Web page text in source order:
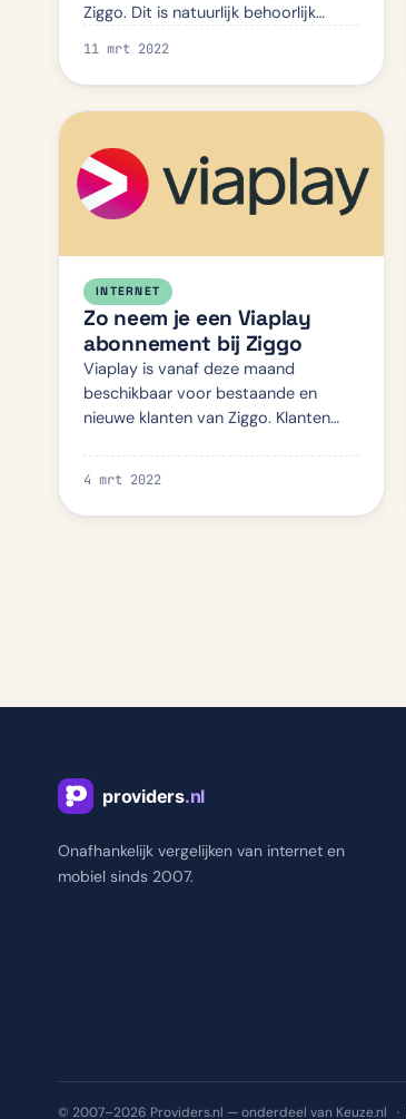
Ziggo. Dit is natuurlijk behoorlijk
dat wij willen bew…
11 mrt 2022
INTERNET
Zo neem je een Viaplay
abonnement bij Ziggo
Viaplay is vanaf deze maand
beschikbaar voor bestaande en
nieuwe klanten van Ziggo. Klanten
TV-abonnement als extra zender of
dir…
4 mrt 2022
Onafhankelijk vergelijken van internet en
mobiel sinds 2007.
© 2007–2026 Providers.nl — onderdeel van Keuze.nl ·